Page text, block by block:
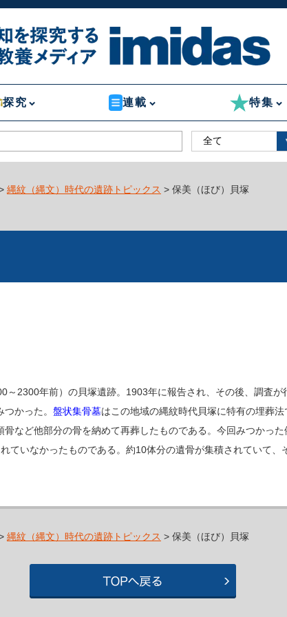
探究 連載 特集
縄紋（縄文）時代の遺跡トピックス > 保美（ほび）貝塚
～2300年前）の貝塚遺跡。1903年に報告され、その後、調査
かった。 盤状集骨墓はこの地域の縄紋時代貝塚に特有の埋葬
など他部分の骨を納めて再葬したものである。今回みつかっ
ていなかったものである。約10体分の遺骨が集積されていて
縄紋（縄文）時代の遺跡トピックス > 保美（ほび）貝塚